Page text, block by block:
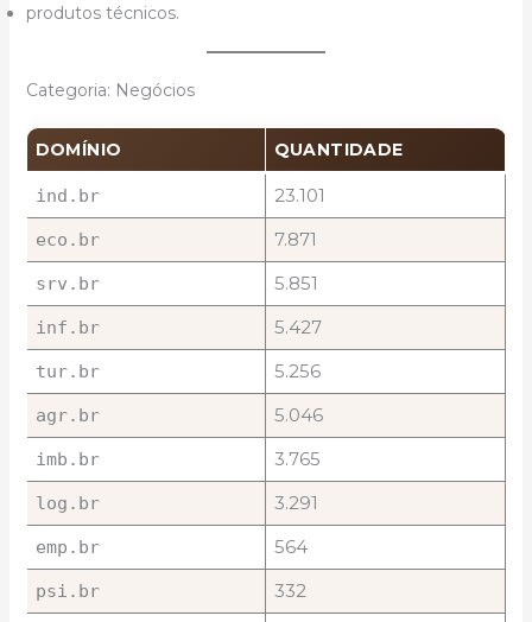
produtos técnicos.
Categoria: Negócios
DOMÍNIO QUANTIDADE
ind.br 23.101
eco.br 7.871
srv.br 5.851
inf.br 5.427
tur.br 5.256
agr.br 5.046
imb.br 3.765
log.br 3.291
emp.br 564
psi.br 332